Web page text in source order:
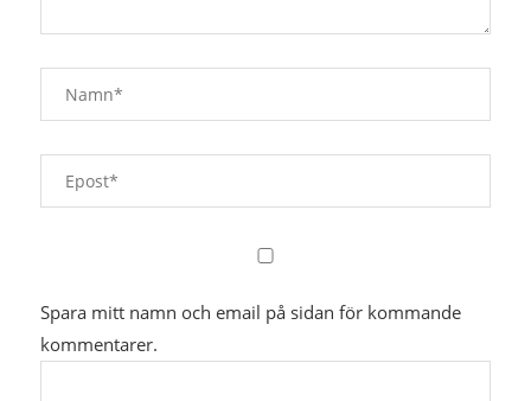
Spara mitt namn och email på sidan för kommande
kommentarer.